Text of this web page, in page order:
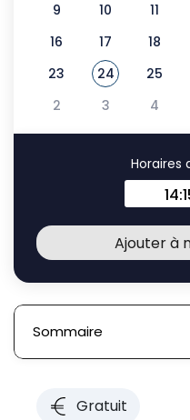
9
10 11
16
17 18
23
Voir tous les
24Février 2026
25
2
3 4
Horaires
Ajouter à
Sommaire
Gratuit